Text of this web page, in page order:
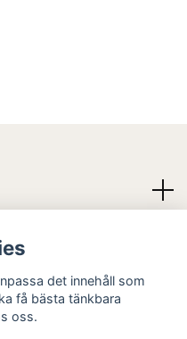
det innehåll som
få bästa tänkbara
oss.